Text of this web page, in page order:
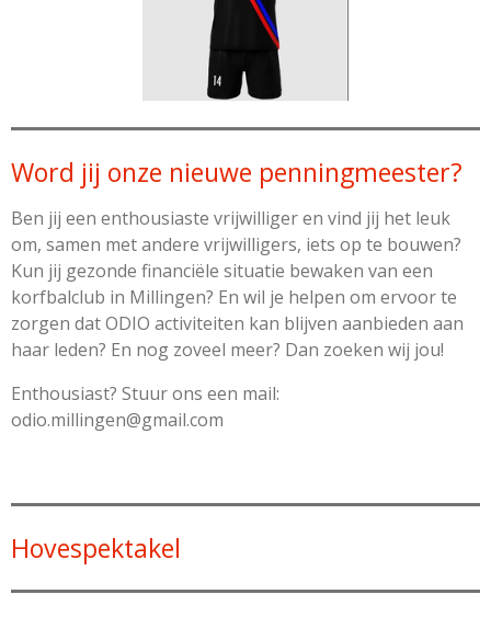
Word jij onze nieuwe penningmeester?
Ben jij een enthousiaste vrijwilliger en vind jij het leuk
om, samen met andere vrijwilligers, iets op te bouwen?
Kun jij gezonde financiële situatie bewaken van een
korfbalclub in Millingen? En wil je helpen om ervoor te
zorgen dat ODIO activiteiten kan blijven aanbieden aan
haar leden? En nog zoveel meer? Dan zoeken wij jou!
Enthousiast? Stuur ons een mail:
odio.millingen@gmail.com
Hovespektakel